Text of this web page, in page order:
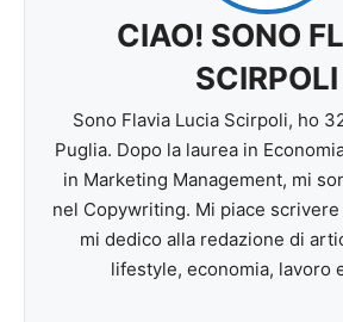
CIAO! SONO
SCIRPOLI
Sono Flavia Lucia Scirpoli, ho
Puglia. Dopo la laurea in
in Marketing Management, mi
nel Copywriting. Mi piace
mi dedico alla redazione di
lifestyle, economia, lavoro